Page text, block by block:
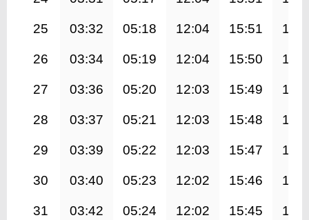
25 03:32 05:18 12:04 15:51
26 03:34 05:19 12:04 15:50
27 03:36 05:20 12:03 15:49
28 03:37 05:21 12:03 15:48
29 03:39 05:22 12:03 15:47
30 03:40 05:23 12:02 15:46
31 03:42 05:24 12:02 15:45